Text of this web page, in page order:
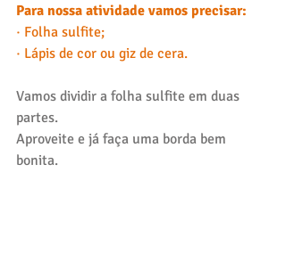
Para nossa atividade vamos precisar:
· Folha sulfite;
· Lápis de cor ou giz de cera.
Vamos dividir a folha sulfite em duas
partes.
Aproveite e já faça uma borda bem
bonita.